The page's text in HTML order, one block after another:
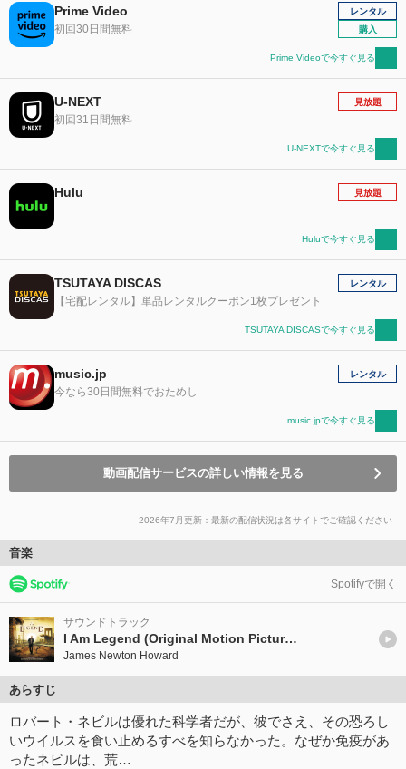
Prime Video
初回30日間無料
レンタル
購入
Prime Videoで今すぐ見る
U-NEXT
初回31日間無料
見放題
U-NEXTで今すぐ見る
Hulu 見放題
Huluで今すぐ見る
TSUTAYA DISCAS
【宅配レンタル】単品レンタルクーポン1枚プレゼント
レンタル
TSUTAYA DISCASで今すぐ見る
music.jp
今なら30日間無料でおためし
レンタル
music.jpで今すぐ見る
動画配信サービスの詳しい情報を見る
2026年7月更新：最新の配信状況は各サイトでご確認ください
音楽
Spotifyで開く
サウンドトラック
I Am Legend (Original Motion Picture Soundtrack)
James Newton Howard
あらすじ
ロバート・ネビルは優れた科学者だが、彼でさえ、その恐ろし
いウイルスを食い止めるすべを知らなかった。なぜか免疫があ
ったネビルは、荒…